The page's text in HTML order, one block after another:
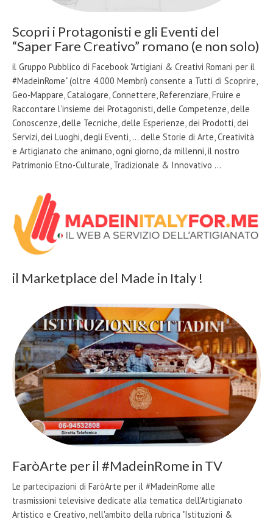
Scopri i Protagonisti e gli Eventi del
“Saper Fare Creativo” romano (e non solo)
il Gruppo Pubblico di Facebook "Artigiani & Creativi Romani per il
#MadeinRome" (oltre 4.000 Membri) consente a Tutti di Scoprire,
Geo-Mappare, Catalogare, Connettere, Referenziare, Fruire e
Raccontare l’insieme dei Protagonisti, delle Competenze, delle
Conoscenze, delle Tecniche, delle Esperienze, dei Prodotti, dei
Servizi, dei Luoghi, degli Eventi, … delle Storie di Arte, Creatività
e Artigianato che animano, ogni giorno, da millenni, il nostro
Patrimonio Etno-Culturale, Tradizionale & Innovativo …
il Marketplace del Made in Italy !
FaròArte per il #MadeinRome in TV
Le partecipazioni di FaròArte per il #MadeinRome alle
trasmissioni televisive dedicate alla tematica dell'Artigianato
Artistico e Creativo, nell'ambito della rubrica "Istituzioni &